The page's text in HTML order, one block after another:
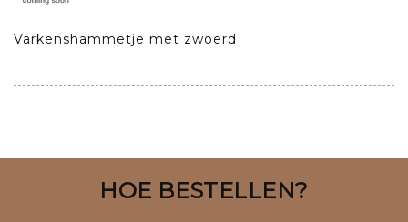
Varkenshammetje met zwoerd
HOE BESTELLEN?